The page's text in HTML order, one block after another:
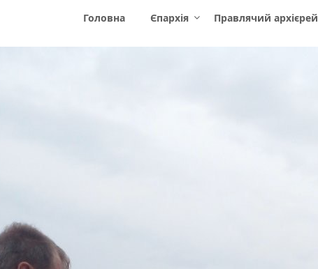
Головна Єпархія Правлячий архієрей